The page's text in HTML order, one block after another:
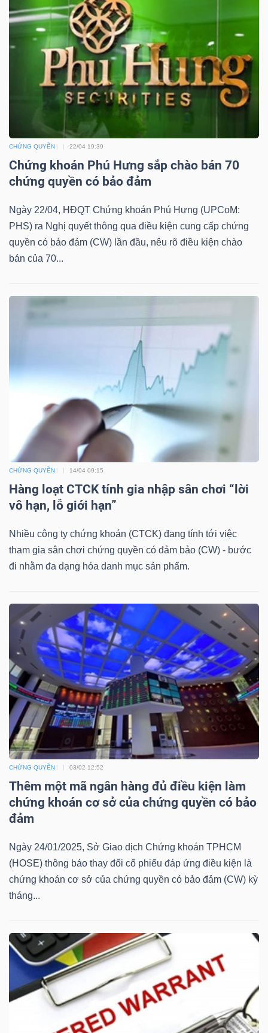
CHỨNG QUYỀN 22/04 19:39
Chứng khoán Phú Hưng sắp chào bán 70
chứng quyền có bảo đảm
Ngày 22/04, HĐQT Chứng khoán Phú Hưng (UPCoM:
PHS) ra Nghị quyết thông qua điều kiện cung cấp chứng
quyền có bảo đảm (CW) lần đầu, nêu rõ điều kiện chào
bán của 70...
CHỨNG QUYỀN 14/04 09:15
Hàng loạt CTCK tính gia nhập sân chơi “lời
vô hạn, lỗ giới hạn”
Nhiều công ty chứng khoán (CTCK) đang tính tới việc
tham gia sân chơi chứng quyền có đảm bảo (CW) - bước
đi nhằm đa dạng hóa danh mục sản phẩm.
CHỨNG QUYỀN 03/02 12:52
Thêm một mã ngân hàng đủ điều kiện làm
chứng khoán cơ sở của chứng quyền có bảo
đảm
Ngày 24/01/2025, Sở Giao dịch Chứng khoán TPHCM
(HOSE) thông báo thay đổi cổ phiếu đáp ứng điều kiện là
chứng khoán cơ sở của chứng quyền có bảo đảm (CW) kỳ
tháng...
KHỎE
CÔNG
NGHỆ
THÔNG
TIN
DỊCH
VỤ
TRUYỀN
TIỆN
ÍCH
BẤT
ĐỘNG
SẢN
Mã
khoán
(-)
Tất cả
Lãnh
đạo
(-)
Tất cả Người nội bộ Người liên quan Cổ đông lớn